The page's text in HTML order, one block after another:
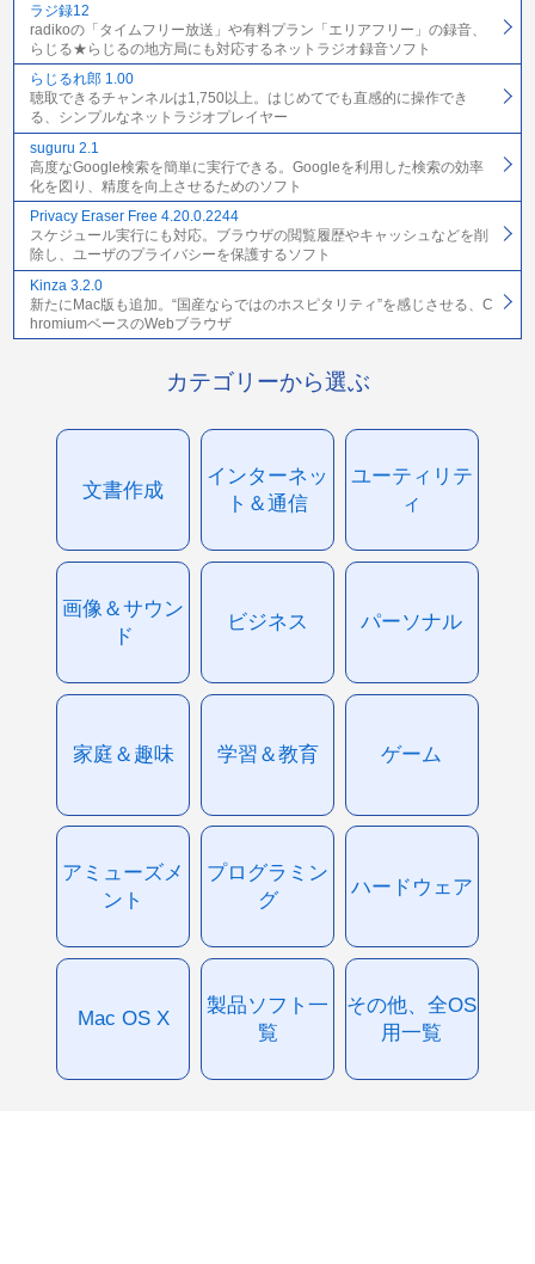
ラジ録12
radikoの「タイムフリー放送」や有料プラン「エリアフリー」の録音、
らじる★らじるの地方局にも対応するネットラジオ録音ソフト
らじるれ郎 1.00
聴取できるチャンネルは1,750以上。はじめてでも直感的に操作でき
る、シンプルなネットラジオプレイヤー
suguru 2.1
高度なGoogle検索を簡単に実行できる。Googleを利用した検索の効率
化を図り、精度を向上させるためのソフト
Privacy Eraser Free 4.20.0.2244
スケジュール実行にも対応。ブラウザの閲覧履歴やキャッシュなどを削
除し、ユーザのプライバシーを保護するソフト
Kinza 3.2.0
新たにMac版も追加。“国産ならではのホスピタリティ”を感じさせる、C
hromiumベースのWebブラウザ
カテゴリーから選ぶ
文書作成
インターネッ
ト＆通信
ユーティリテ
ィ
画像＆サウン
ド
ビジネス パーソナル
家庭＆趣味 学習＆教育 ゲーム
アミューズメ
ント
プログラミン
グ
ハードウェア
Mac OS X
製品ソフト一
覧
その他、全OS
用一覧